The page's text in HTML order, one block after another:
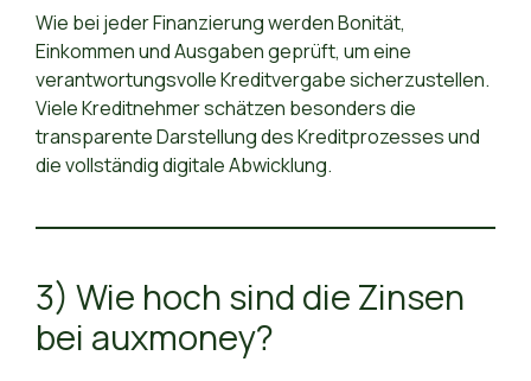
Wie bei jeder Finanzierung werden Bonität,
Einkommen und Ausgaben geprüft, um eine
verantwortungsvolle Kreditvergabe sicherzustellen.
Viele Kreditnehmer schätzen besonders die
transparente Darstellung des Kreditprozesses und
die vollständig digitale Abwicklung.
3) Wie hoch sind die Zinsen
bei auxmoney?